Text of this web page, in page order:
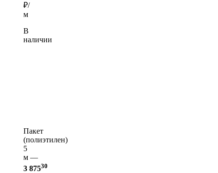
₽/
м
В
наличии
Пакет
(полиэтилен)
5
м —
3 87530